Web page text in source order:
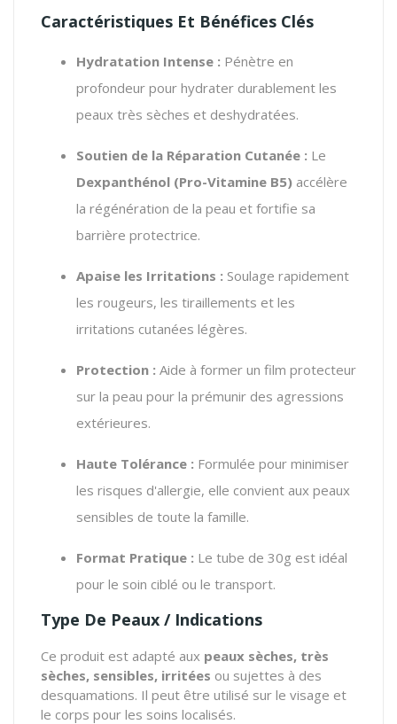
Caractéristiques Et Bénéfices Clés
Hydratation Intense : Pénètre en
profondeur pour hydrater durablement les
peaux très sèches et deshydratées.
Soutien de la Réparation Cutanée : Le
Dexpanthénol (Pro-Vitamine B5) accélère
la régénération de la peau et fortifie sa
barrière protectrice.
Apaise les Irritations : Soulage rapidement
les rougeurs, les tiraillements et les
irritations cutanées légères.
Protection : Aide à former un film protecteur
sur la peau pour la prémunir des agressions
extérieures.
Haute Tolérance : Formulée pour minimiser
les risques d'allergie, elle convient aux peaux
sensibles de toute la famille.
Format Pratique : Le tube de 30g est idéal
pour le soin ciblé ou le transport.
Type De Peaux / Indications
Ce produit est adapté aux peaux sèches, très
sèches, sensibles, irritées ou sujettes à des
desquamations. Il peut être utilisé sur le visage et
le corps pour les soins localisés.